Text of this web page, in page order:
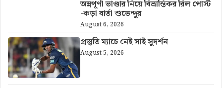
অন্নপূর্ণা ভাণ্ডার নিয়ে বিভ্রান্তিকর রিল পোস্ট
-কড়া বার্তা শুভেন্দুর
August 6, 2026
প্রস্তুতি ম্যাচে নেই সাই সুদর্শন
August 5, 2026